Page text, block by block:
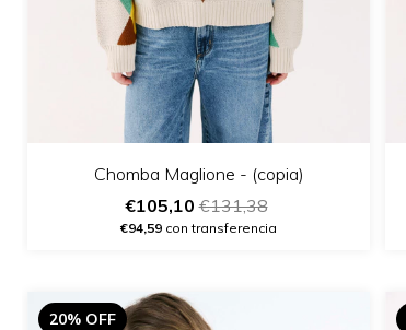
Chomba Maglione - (copia)
€105,10€131,38
€94,59 con transferencia
20% OFF